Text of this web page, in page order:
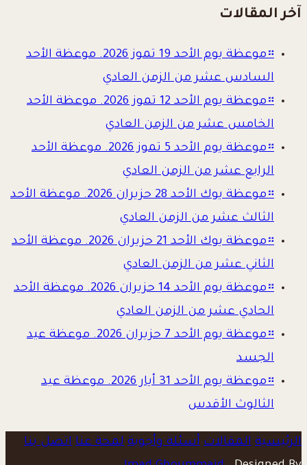
آخر المقالات
።
موعظة يوم الأحد 19 تموز 2026. موعظة الأحد
السادس عشر من الزمن العادي
።
موعظة يوم الأحد 12 تموز 2026. موعظة الأحد
الخامس عشر من الزمن العادي
።
موعظة يوم الأحد 5 تموز 2026. موعظة الأحد
الرابع عشر من الزمن العادي
።
موعظة يوك الأحد 28 حزيران 2026. موعظة الأحد
الثالث عشر من الزمن العادي
።
موعظة يوك الأحد 21 حزيران 2026. موعظة الأحد
الثاني عشر من الزمن العادي
።
موعظة يوم الأحد 14 حزيران 2026. موعظة الأحد
الحادي عشر من الزمن العادي
።
موعظة يوم الأحد 7 حزيران 2026. موعظة عيد
الجسد
።
موعظة يوم الأحد 31 أيار 2026. موعظة عيد
الثالوث الأقدس
الرئيسية المقالات أسئلة وأجوبة لمحة عنا اتصل بنا